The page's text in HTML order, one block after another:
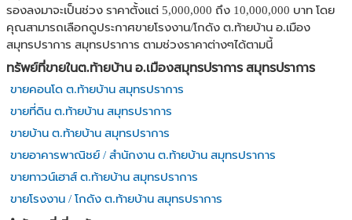
รองลงมาจะเป็นช่วง ราคาตั้งแต่ 5,000,000 ถึง 10,000,000 บาท โดย
คุณสามารถเลือกดูประกาศขายโรงงาน/โกดัง ต.ท้ายบ้าน อ.เมือง
สมุทรปราการ สมุทรปราการ ตามช่วงราคาต่างๆได้ตามนี้
ทรัพย์ที่ขายในต.ท้ายบ้าน อ.เมืองสมุทรปราการ สมุทรปราการ
ขายคอนโด ต.ท้ายบ้าน สมุทรปราการ
ขายที่ดิน ต.ท้ายบ้าน สมุทรปราการ
ขายบ้าน ต.ท้ายบ้าน สมุทรปราการ
ขายอาคารพาณิชย์ / สำนักงาน ต.ท้ายบ้าน สมุทรปราการ
ขายทาวน์เฮาส์ ต.ท้ายบ้าน สมุทรปราการ
ขายโรงงาน / โกดัง ต.ท้ายบ้าน สมุทรปราการ